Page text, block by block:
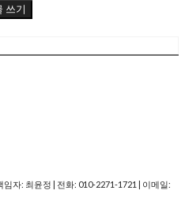
쓰기
자: 최윤정 | 전화: 010-2271-1721 | 이메일: